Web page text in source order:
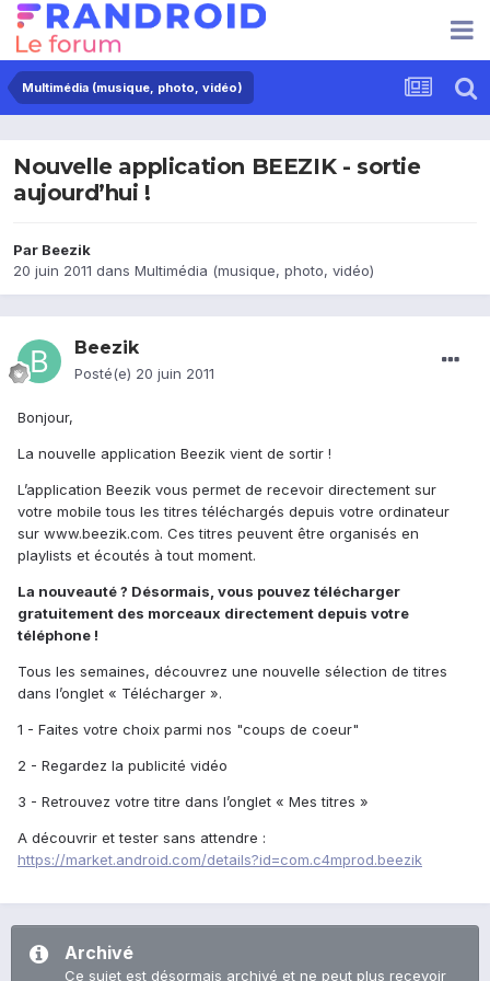
Multimédia (musique, photo, vidéo)
Nouvelle application BEEZIK - sortie
aujourd’hui !
Par Beezik
20 juin 2011 dans Multimédia (musique, photo, vidéo)
Beezik
Posté(e) 20 juin 2011
Bonjour,
La nouvelle application Beezik vient de sortir !
L’application Beezik vous permet de recevoir directement sur
votre mobile tous les titres téléchargés depuis votre ordinateur
sur www.beezik.com. Ces titres peuvent être organisés en
playlists et écoutés à tout moment.
La nouveauté ? Désormais, vous pouvez télécharger
gratuitement des morceaux directement depuis votre
téléphone !
Tous les semaines, découvrez une nouvelle sélection de titres
dans l’onglet « Télécharger ».
1 - Faites votre choix parmi nos "coups de coeur"
2 - Regardez la publicité vidéo
3 - Retrouvez votre titre dans l’onglet « Mes titres »
A découvrir et tester sans attendre :
https://market.android.com/details?id=com.c4mprod.beezik
Archivé
Ce sujet est désormais archivé et ne peut plus recevoir